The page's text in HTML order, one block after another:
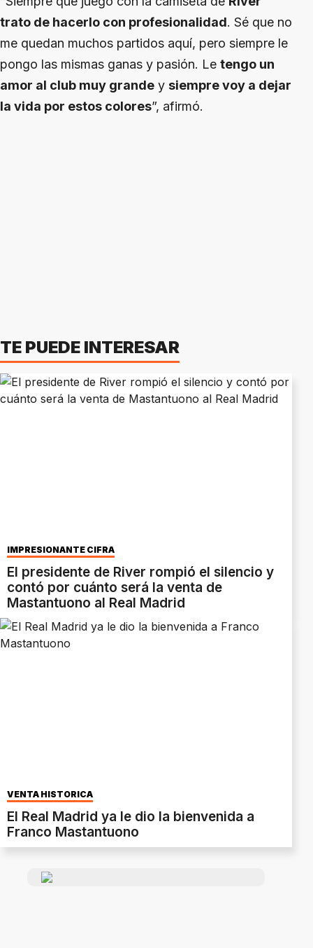
trato de hacerlo con profesionalidad. Sé que no
me quedan muchos partidos aquí, pero siempre le
pongo las mismas ganas y pasión. Le tengo un
amor al club muy grande y siempre voy a dejar
la vida por estos colores”, afirmó.
TE PUEDE INTERESAR
IMPRESIONANTE CIFRA
El presidente de River rompió el silencio y
contó por cuánto será la venta de
Mastantuono al Real Madrid
VENTA HISTÓRICA
El Real Madrid ya le dio la bienvenida a
Franco Mastantuono